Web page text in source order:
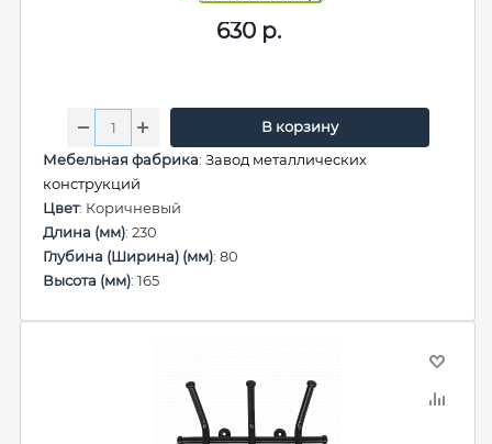
630р.
В корзину
Мебельная фабрика: Завод металлических
конструкций
Цвет: Коричневый
Длина (мм): 230
Глубина (Ширина) (мм): 80
Высота (мм): 165